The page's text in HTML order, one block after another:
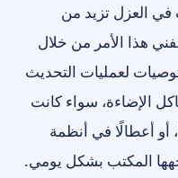
في العزل تزيد من
هذا الأمر من خلال
لعمليات التحديث
الإضاءة، سواء كانت
أو أعطالًا في أنظمة
المكتب بشكل يومي.